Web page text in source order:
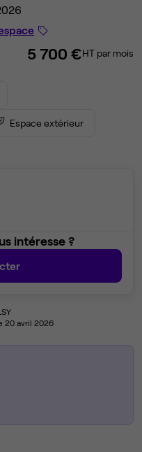
5 700 €HT par mois
Espace extérieur
intéresse ?
20 avril 2026